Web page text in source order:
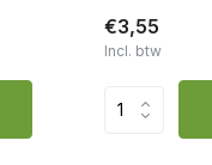
€3,55
Incl. btw